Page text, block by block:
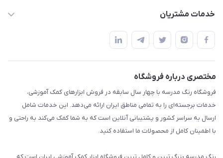
پلنر و دفتر
استایل معلم و دانش آموز
بازی و نمایش
تزئین کلاس
طرح های تشویقی
گیفت ها و جوایز
سایر محصولات
خدمات مشتریان
قوانین و مقررات
حریم خصوصی
مختصری درباره فروشگاه
فروشگاه رنگ مدرسه با چهار سال سابقه در فروش ابزارهای کمک آموزشی،
خدمات برجسته‌ای را به تمامی مناطق ایران ارائه می‌دهد. این خدمات شامل
ارسال به سراسر کشور و پشتیبانی آنلاین است که به شما کمک می‌کند به راحتی و
با اطمینان کامل از محصولات ما استفاده کنید.